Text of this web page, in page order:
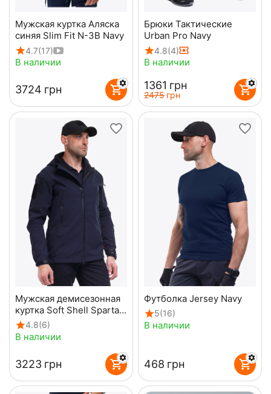
Мужская куртка Аляска
синяя Slim Fit N-3B Navy
4.7(17)
В наличии
‍3724‍ грн
Брюки Тактические
Urban Pro Navy
4.8(4)
В наличии
‍1361‍ грн
‍2475‍ грн
Мужская демисезонная
куртка Soft Shell Spartan
Navy
4.8(6)
В наличии
‍3223‍ грн
Футболка Jersey Navy
5(16)
В наличии
‍468‍ грн